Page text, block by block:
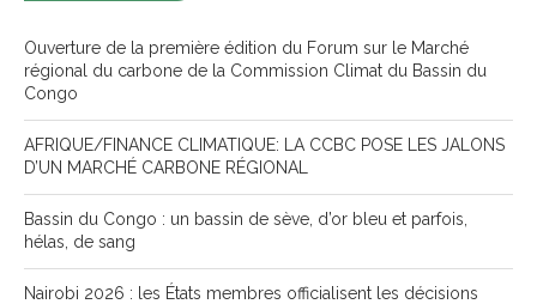
Ouverture de la première édition du Forum sur le Marché
régional du carbone de la Commission Climat du Bassin du
Congo
AFRIQUE/FINANCE CLIMATIQUE: LA CCBC POSE LES JALONS
D’UN MARCHÉ CARBONE RÉGIONAL
Bassin du Congo : un bassin de sève, d’or bleu et parfois,
hélas, de sang
Nairobi 2026 : les États membres officialisent les décisions